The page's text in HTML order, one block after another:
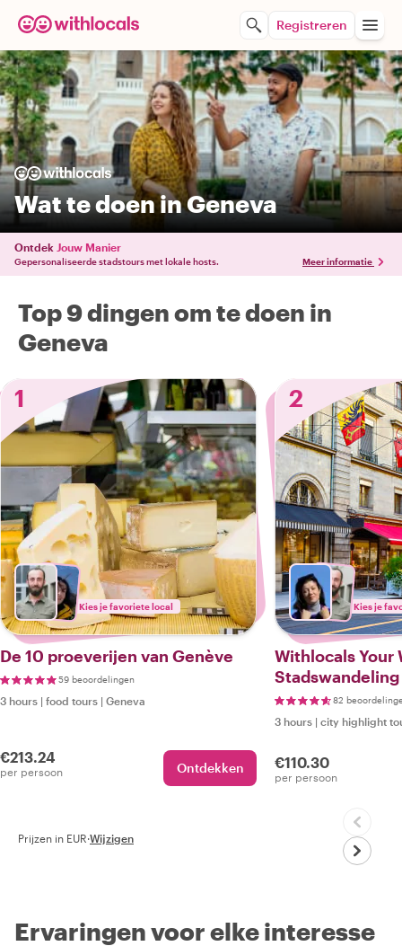
Registreren
Wat te doen in Geneva
Ontdek Jouw Manier
Gepersonaliseerde stadstours met lokale hosts. Meer informatie
Top 9 dingen om te doen in
Geneva
1
Kies je favoriete local
De 10 proeverijen van Genève
59 beoordelingen
3 hours | food tours | Geneva
€213.24
per persoon Ontdekken
2
Kies je
Withlocals Your
82
3 hours | city highlight
€110.30
per persoon
Prijzen in EUR·Wijzigen
Ervaringen voor elke interesse